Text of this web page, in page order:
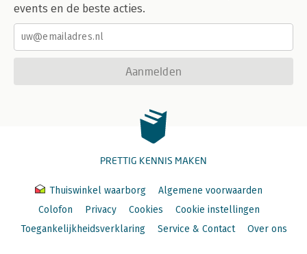
events en de beste acties.
Aanmelden
PRETTIG KENNIS MAKEN
Thuiswinkel waarborg
Algemene voorwaarden
Colofon
Privacy Cookies
Cookie instellingen
Toegankelijkheidsverklaring
Service & Contact Over ons